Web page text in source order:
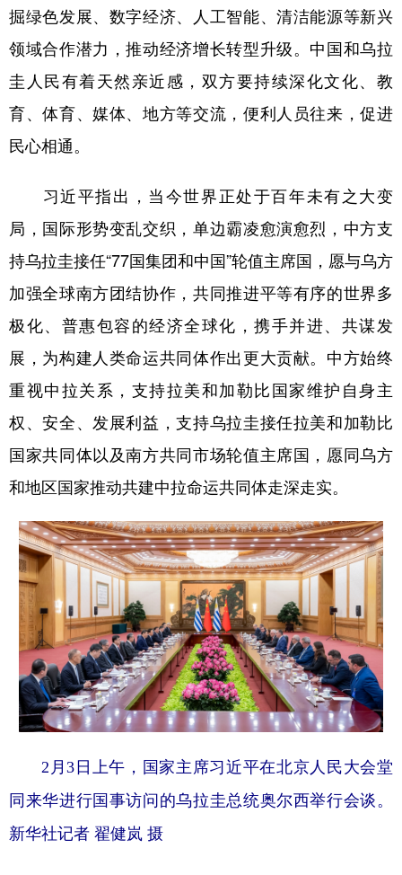
掘绿色发展、数字经济、人工智能、清洁能源等新兴
领域合作潜力，推动经济增长转型升级。中国和乌拉
圭人民有着天然亲近感，双方要持续深化文化、教
育、体育、媒体、地方等交流，便利人员往来，促进
民心相通。
习近平指出，当今世界正处于百年未有之大变
局，国际形势变乱交织，单边霸凌愈演愈烈，中方支
持乌拉圭接任“77国集团和中国”轮值主席国，愿与乌方
加强全球南方团结协作，共同推进平等有序的世界多
极化、普惠包容的经济全球化，携手并进、共谋发
展，为构建人类命运共同体作出更大贡献。中方始终
重视中拉关系，支持拉美和加勒比国家维护自身主
权、安全、发展利益，支持乌拉圭接任拉美和加勒比
国家共同体以及南方共同市场轮值主席国，愿同乌方
和地区国家推动共建中拉命运共同体走深走实。
2月3日上午，国家主席习近平在北京人民大会堂
同来华进行国事访问的乌拉圭总统奥尔西举行会谈。
新华社记者 翟健岚 摄